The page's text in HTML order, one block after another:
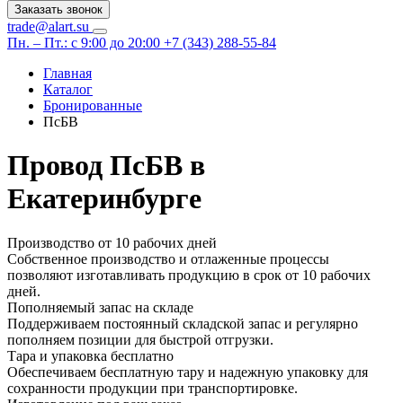
Заказать звонок
trade@alart.su
Пн. – Пт.: с 9:00 до 20:00 +7 (343) 288-55-84
Главная
Каталог
Бронированные
ПсБВ
Провод ПсБВ в
Екатеринбурге
Производство от 10 рабочих дней
Собственное производство и отлаженные процессы
позволяют изготавливать продукцию в срок от 10 рабочих
дней.
Пополняемый запас на складе
Поддерживаем постоянный складской запас и регулярно
пополняем позиции для быстрой отгрузки.
Тара и упаковка бесплатно
Обеспечиваем бесплатную тару и надежную упаковку для
сохранности продукции при транспортировке.